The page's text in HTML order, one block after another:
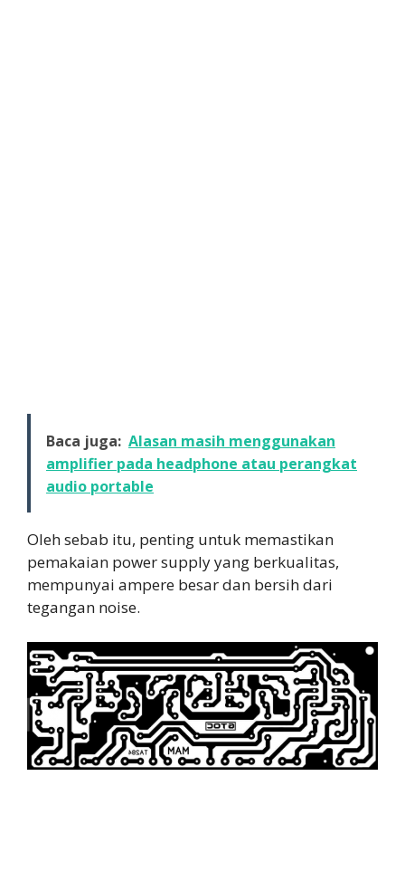
Baca juga: Alasan masih menggunakan
amplifier pada headphone atau perangkat
audio portable
Oleh sebab itu, penting untuk memastikan
pemakaian power supply yang berkualitas,
mempunyai ampere besar dan bersih dari
tegangan noise.